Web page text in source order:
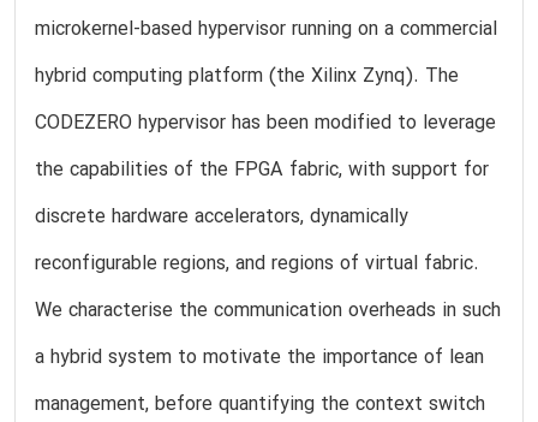
microkernel-based hypervisor running on a commercial
hybrid computing platform (the Xilinx Zynq). The
CODEZERO hypervisor has been modified to leverage
the capabilities of the FPGA fabric, with support for
discrete hardware accelerators, dynamically
reconfigurable regions, and regions of virtual fabric.
We characterise the communication overheads in such
a hybrid system to motivate the importance of lean
management, before quantifying the context switch